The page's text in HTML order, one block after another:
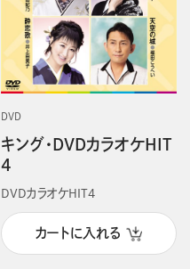
DVD
キング・DVDカラオケHIT
4
DVDカラオケHIT4
カートに入れる